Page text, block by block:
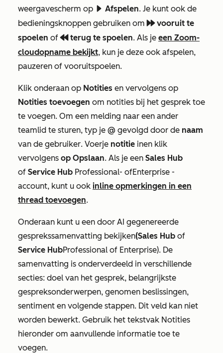
weergavescherm op
playerPlay Afspelen. Je kunt ook de
bedieningsknoppen gebruiken omplayerFastForward vooruit te
spoelen ofplayerRewind terug te spoelen. Als je een Zoom-
cloudopname bekijkt, kun je deze ook afspelen,
pauzeren of vooruitspoelen.
Klik onderaan op Notities en vervolgens op
Notities toevoegen om notities bij het gesprek toe
te voegen. Om een melding naar een ander
teamlid te sturen, typ je @ gevolgd door de naam
van de gebruiker. Voerje notitie inen klik
vervolgens op Opslaan. Als je een Sales Hub
of Service Hub Professional- ofEnterprise -
account, kunt u ook inline opmerkingen in een
thread toevoegen.
Onderaan kunt u een door AI gegenereerde
gesprekssamenvatting bekijken(Sales Hub of
Service HubProfessional of Enterprise). De
samenvatting is onderverdeeld in verschillende
secties: doel van het gesprek, belangrijkste
gespreksonderwerpen, genomen beslissingen,
sentiment en volgende stappen. Dit veld kan niet
worden bewerkt. Gebruik het tekstvak Notities
hieronder om aanvullende informatie toe te
voegen.